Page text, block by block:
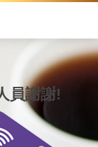
員謝謝!